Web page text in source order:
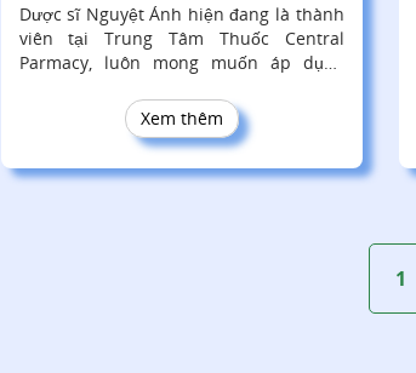
Dược sĩ Nguyệt Ánh hiện đang là thành
viên tại Trung Tâm Thuốc Central
Parmacy, luôn mong muốn áp dụng
thức cộng đồng về chăm sóc sức khỏe
Xem thêm
1